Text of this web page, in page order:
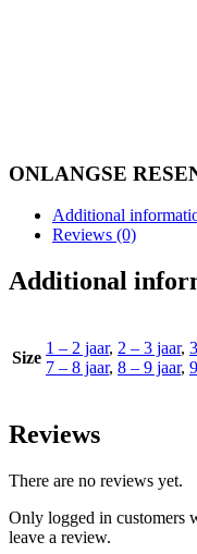
ONLANGSE
Additional
Reviews (0)
Additional
Size
1 – 2 jaar, 2 – 3 jaar,
7 – 8 jaar, 8 – 9 jaar,
Reviews
There are no reviews yet.
Only logged in customers
leave a review.